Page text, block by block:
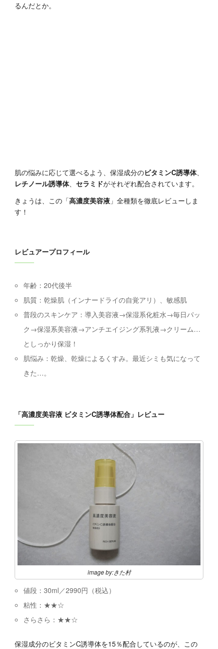
るんだとか。
肌の悩みに応じて選べるよう、保湿成分のビタミンC誘導体、
レチノール誘導体、 セラミドがそれぞれ配合されています。
きょうは、この「高濃度美容液 」全種類を徹底レビューしま
す！
レビュアープロフィール
年齢：20代後半
肌質：乾燥肌（インナードライの自覚アリ）、敏感肌
普段のスキンケア：導入美容液→保湿系化粧水→毎日パッ
ク→保湿系美容液→アンチエイジング系乳液→クリーム…
としっかり保湿！
肌悩み：乾燥、乾燥によるくすみ。最近シミも気になって
きた…。
「高濃度美容液 ビタミンC誘導体配合」レビュー
image by:きた村
値段：30ml ／2990円（税込）
粘性：★★☆
さらさら：★★☆
保湿成分のビタミンC誘導体を15％配合しているのが、この